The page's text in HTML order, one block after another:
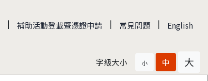
| 補助活動登載暨憑證申請 | 常見問題 | English
字級大小 小 中 大